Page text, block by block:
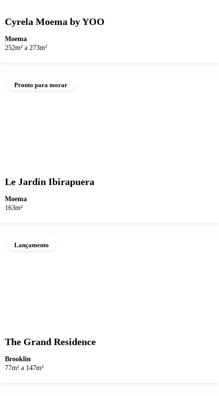
Cyrela Moema by YOO
Moema
252m² a 273m²
Pronto para morar
Le Jardin Ibirapuera
Moema
163m²
Lançamento
The Grand Residence
Brooklin
77m² a 147m²